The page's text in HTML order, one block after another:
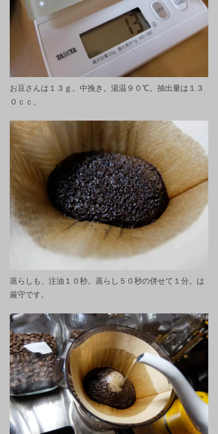
お豆さんは１３ｇ。中挽き。湯温９０℃。抽出量は１３
０ｃｃ。
蒸らしも、注油１０秒。蒸らし５０秒の併せて１分。は
厳守です。